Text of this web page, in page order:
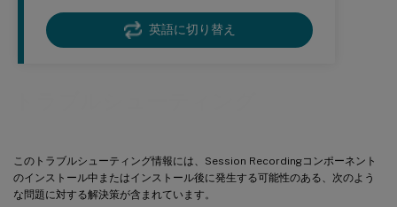
英語に切り替え
このトラブルシューティング情報には、Session Recordingコンポーネント
のインストール中またはインストール後に発生する可能性のある、次のよう
な問題に対する解決策が含まれています。